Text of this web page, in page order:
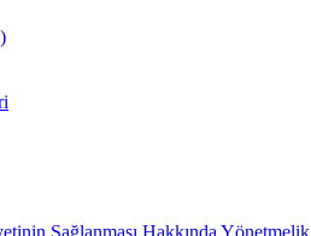
Sağlanması Hakkında Yönetmelik